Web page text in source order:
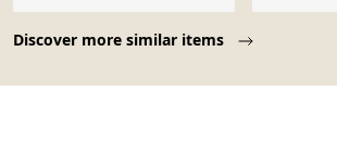
Discover more similar items